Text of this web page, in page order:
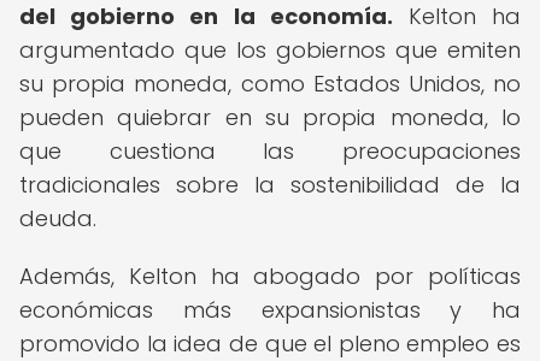
del gobierno en la economía. Kelton ha
argumentado que los gobiernos que emiten
su propia moneda, como Estados Unidos, no
pueden quiebrar en su propia moneda, lo
que cuestiona las preocupaciones
tradicionales sobre la sostenibilidad de la
deuda.
Además, Kelton ha abogado por políticas
económicas más expansionistas y ha
promovido la idea de que el pleno empleo es